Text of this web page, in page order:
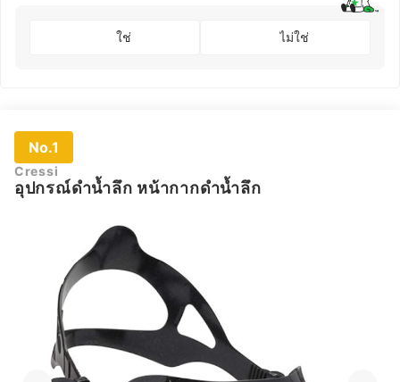
ใช่ ไม่ใช่
No.1
Cressi
อุปกรณ์ดำน้ำลึก หน้ากากดำน้ำลึก